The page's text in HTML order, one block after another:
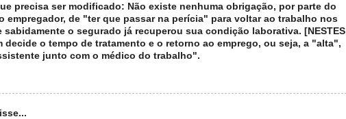
precisa ser modificado: Não existe nenhuma obrigação, por parte do
empregador, de "ter que passar na perícia" para voltar ao trabalho nos
sabidamente o segurado já recuperou sua condição laborativa. [NESTES
decide o tempo de tratamento e o retorno ao emprego, ou seja, a "alta",
junto com o médico do trabalho".